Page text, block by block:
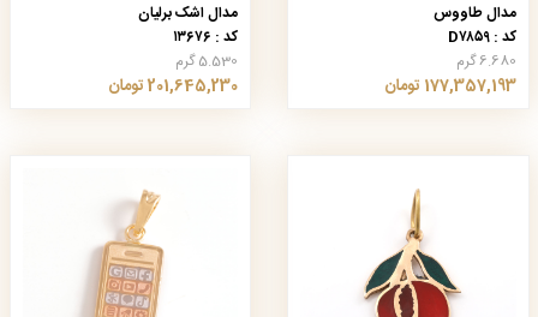
مدال طاووس
کد : D۷۸۵۹
6.680 گرم
177,357,193 تومان
مدال اشک برلیان
کد : ۱۳۶۷۶
5.530 گرم
201,645,230 تومان